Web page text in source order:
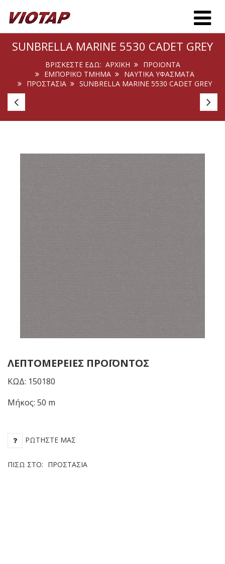
Toggle
SUNBRELLA MARINE 5530 CADET GREY
ΒΡΊΣΚΕΣΤΕ ΕΔΏ: ΑΡΧΙΚΉ
ΠΡΟΙΟΝΤΑ
ΕΜΠΟΡΙΚΟ ΤΜΗΜΑ
ΝΑΥΤΙΚΑ ΥΦΑΣΜΑΤΑ
ΠΡΟΣΤΑΣΊΑ
SUNBRELLA MARINE 5530 CADET GREY
Avalon
Light
ΛΕΠΤΟΜΈΡΕΙΕΣ ΠΡΟΪΌΝΤΟΣ
ΚΩΔ: 150180
Μήκος: 50 m
ΡΩΤΉΣΤΕ ΜΑΣ
ΠΊΣΩ ΣΤΟ: ΠΡΟΣΤΑΣΊΑ